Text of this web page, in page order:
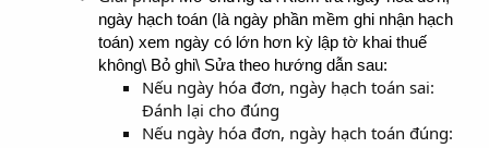
ngày hạch toán (là ngày phần mềm ghi nhận hạch
toán) xem ngày có lớn hơn kỳ lập tờ khai thuế
không\ Bỏ ghi\ Sửa theo hướng dẫn sau:
Nếu ngày hóa đơn, ngày hạch toán sai:
Đánh lại cho đúng
Nếu ngày hóa đơn, ngày hạch toán đúng: